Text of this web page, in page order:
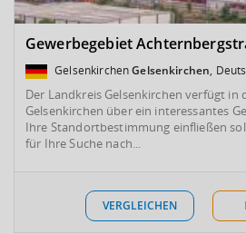
Gewerbegebiet
GelsenkirchenGelsenkirchen,
Der Landkreis Gelsenkirchen verfügt in
Gelsenkirchen über ein interessantes
Ihre Standortbestimmung einfließen
für Ihre Suche nach...
VERGLEICHEN